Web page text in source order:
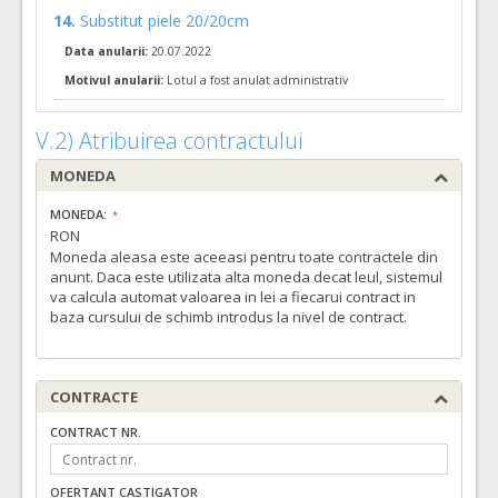
Da Nu
2. Electrozi -padele adezive pentru defibrilare Philips
VALOAREA ESTIMATA FARA
TVA:
11.900,00 - 285.600,00 Leu
Formularul utilajelor disponibile pentru contract
Achizitia se refera la un proiect in care se solicita
operatorilor economici sa declare utilajele pe care le vor
utliza in derularea contractului (conform HG NR.342/2022)
Da Nu
COD CPV: 33141110-4 Pansamente (Rev.2)
VALOAREA ESTIMATA FARA
TVA:
7.800,00 - 496.080,00 Leu
14. Substitut piele 20/20cm
Data anularii: 20.07.2022
Motivul anularii: Lotul a fost anulat administrativ
V.2) Atribuirea contractului
MONEDA
MONEDA:
RON
Moneda aleasa este aceeasi pentru toate contractele din
anunt. Daca este utilizata alta moneda decat leul, sistemul
va calcula automat valoarea in lei a fiecarui contract in
baza cursului de schimb introdus la nivel de contract.
CONTRACTE
CONTRACT NR.
OFERTANT CASTIGATOR